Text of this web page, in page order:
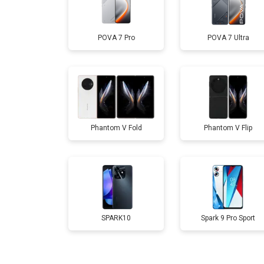
Замена дисплея (экрана)
Замена аккумулятора
Замена кнопки включения
Ремонт цепи питания
Ремонт динамика
POVA 7 Pro POVA 7 Ultra
Phantom V Fold Phantom V Flip
SPARK10 Spark 9 Pro Sport